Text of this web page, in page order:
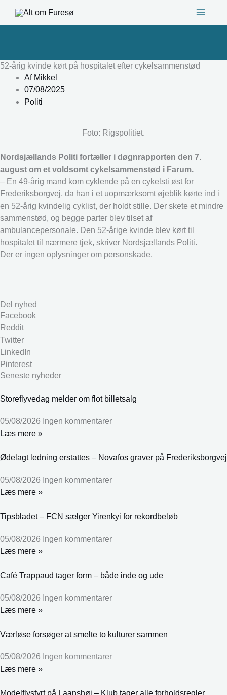
52-årig kvinde kørt på hospitalet efter cykelsammenstød
AfMikkel
07/08/2025
Politi
Foto: Rigspolitiet.
Nordsjællands Politi fortæller i døgnrapporten den 7.
august om et voldsomt cykelsammenstød i Farum.
– En 49-årig mand kom cyklende på en cykelsti øst for
Frederiksborgvej, da han i et uopmærksomt øjeblik kørte ind i
en 52-årig kvindelig cyklist, der holdt stille. Der skete et mindre
sammenstød, og begge parter blev tilset af
ambulancepersonale. Den 52-årige kvinde blev kørt til
hospitalet til nærmere tjek, skriver Nordsjællands Politi.
Der er ingen oplysninger om personskade.
Del nyhed
Facebook
Reddit
Twitter
LinkedIn
Pinterest
Seneste nyheder
Storeflyvedag melder om flot billetsalg
05/08/2026 Ingen kommentarer
Læs mere »
Ødelagt ledning erstattes – Novafos graver på Frederiksborgvej
05/08/2026 Ingen kommentarer
Læs mere »
Tipsbladet – FCN sælger Yirenkyi for rekordbeløb
05/08/2026 Ingen kommentarer
Læs mere »
Café Trappaud tager form – både inde og ude
05/08/2026 Ingen kommentarer
Læs mere »
Værløse forsøger at smelte to kulturer sammen
05/08/2026 Ingen kommentarer
Læs mere »
Modelflystyrt på Laanshøj – Klub tager alle forholdsregler